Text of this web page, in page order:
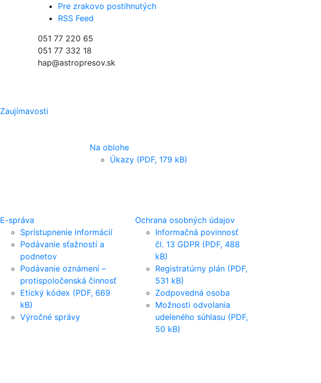
Pre zrakovo postihnutých
RSS Feed
051 77 220 65
051 77 332 18
hap@astropresov.sk
Zaujímavosti
Na oblohe
Úkazy (PDF, 179 kB)
E-správa
Sprístupnenie informácií
Podávanie sťažností a
podnetov
Podávanie oznámení –
protispoločenská činnosť
Etický kódex (PDF, 669
kB)
Výročné správy
Ochrana osobných údajov
Informačná povinnosť
čl. 13 GDPR (PDF, 488
kB)
Registratúrny plán (PDF,
531 kB)
Zodpovedná osoba
Možnosti odvolania
udeleného súhlasu (PDF,
50 kB)